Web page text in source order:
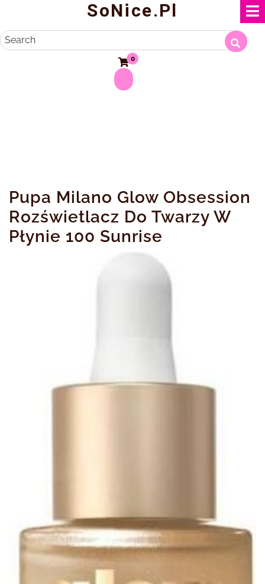
content
SoNice.pl
Search
0
Pupa Milano Glow Obsession
Rozświetlacz Do Twarzy W
Płynie 100 Sunrise